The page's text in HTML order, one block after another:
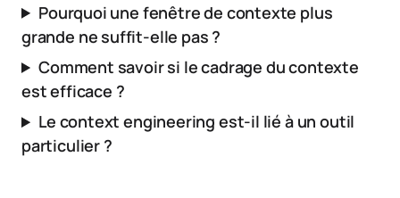
Pourquoi une fenêtre de contexte plus
grande ne suffit-elle pas ?
Comment savoir si le cadrage du contexte
est efficace ?
Le context engineering est-il lié à un outil
particulier ?